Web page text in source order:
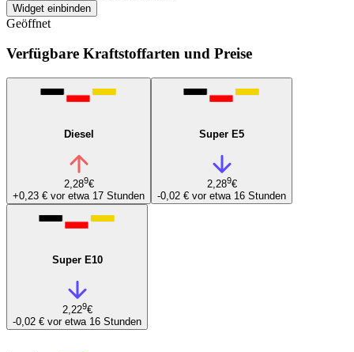
Widget einbinden
Geöffnet
Verfügbare Kraftstoffarten und Preise
Diesel
2,289€
+0,23 € vor etwa 17 Stunden
Super E5
2,289€
-0,02 € vor etwa 16 Stunden
Super E10
2,229€
-0,02 € vor etwa 16 Stunden